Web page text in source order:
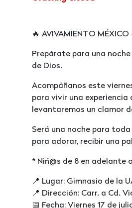
🔥 AVIVAMIENTO
Prepárate para una
de Dios.
Acompáñanos este
para vivir una
levantaremos un clamor
Será una noche para
para adorar, recibir una
* Niń@s de 8 en adelante
📍 Lugar: Gimnasio de la
📍 Dirección: Carr. a Cd.
📅 Fecha: Viernes 17 de